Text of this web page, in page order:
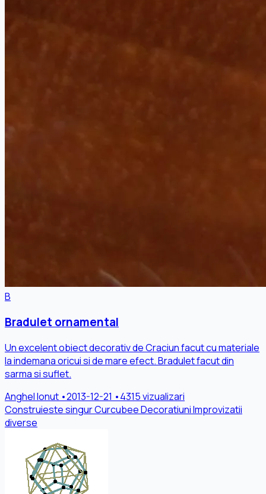
B
Bradulet ornamental
Un excelent obiect decorativ de Craciun facut cu materiale
la indemana oricui si de mare efect. Bradulet facut din
sarma si suflet.
Anghel Ionut •2013-12-21 •4315 vizualizari
Construieste singurCurcubeeDecoratiuniImprovizatii
diverse